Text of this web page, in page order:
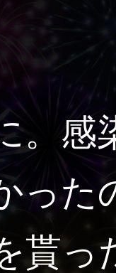
感
った
貰っ